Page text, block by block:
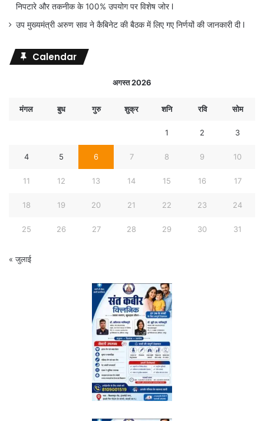
निपटारे और तकनीक के 100% उपयोग पर विशेष जोर l
उप मुख्यमंत्री अरुण साव ने कैबिनेट की बैठक में लिए गए निर्णयों की जानकारी दी l
Calendar
अगस्त 2026
मंगल बुध गुरु शुक्र शनि रवि सोम
1 2 3
4 5 6 7 8 9 10
11 12 13 14 15 16 17
18 19 20 21 22 23 24
25 26 27 28 29 30 31
« जुलाई